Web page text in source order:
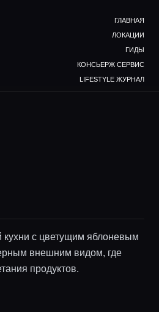
ГЛАВНАЯ
ЛОКАЦИИ
ГИДЫ
КОНСЬЕРЖ СЕРВИС
LIFESTYLE ЖУРНАЛ
кухни с цветущим яблоневым
внешним видом, где
продуктов.